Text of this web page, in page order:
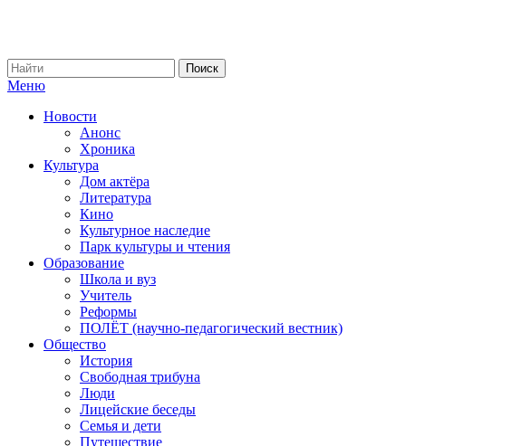
Меню
Новости
Анонс
Хроника
Культура
Дом актёра
Литература
Кино
Культурное наследие
Парк культуры и чтения
Образование
Школа и вуз
Учитель
Реформы
ПОЛЁТ (научно-педагогический вестник)
Общество
История
Свободная трибуна
Люди
Лицейские беседы
Семья и дети
Путешествие